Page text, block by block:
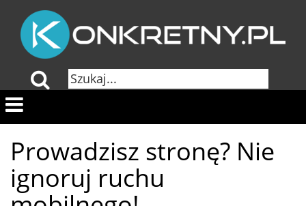
Prowadzisz stronę? Nie
ignoruj ruchu